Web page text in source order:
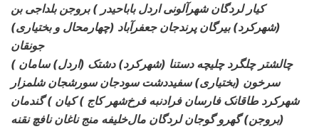
کیار لردگان شهرآلونی اردل باباحیدر ) بروجن بلداجی بن
(شهرکرد) بیرگان پرندجان جعفرآباد (چهارمحال و بختیاری)
جونقان
چالشتر چلگرد چلیچه دستنا (شهرکرد) دشتک (اردل) سامان )
سرخون (بختیاری) سفیددشت سودجان سورشجان شلمزار
شهرکرد طاقانک فارسان فرادنبه فرخ‌شهر کاج ) کیان ) گندمان
(بروجن) گهرو گوجان لردگان مال‌خلیفه منج ناغان نافچ نقنه